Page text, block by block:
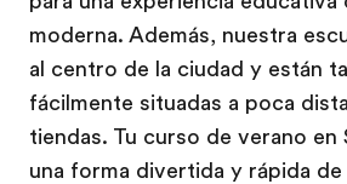
moderna. Además, nuestra
al centro de la ciudad y están
fácilmente situadas a poca
tiendas. Tu curso de verano en
una forma divertida y rápida